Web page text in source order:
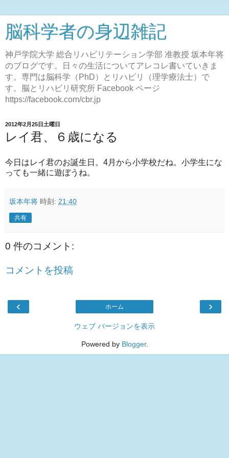
脳科学者の身辺雑記
神戸学院大学 総合リハビリテーション学部 准教授 坂本年将
のブログです。日々の生活についてアレコレ書いていきま
す。専門は脳科学（PhD）とリハビリ（理学療法士）で
す。脳とリハビリ研究所 Facebook ページ
https://facebook.com/cbr.jp
2012年2月25日土曜日
レイ君、６歳になる
今日はレイ君のお誕生日。4月から小学校だね。小学生にな
っても一緒に遊ぼうね。
坂本年将 時刻: 21:40
共有
0 件のコメント:
コメントを投稿
‹ ›
ホーム
ウェブ バージョンを表示
Powered by Blogger.